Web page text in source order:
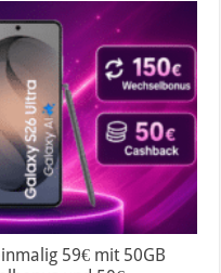
59€ mit 50GB